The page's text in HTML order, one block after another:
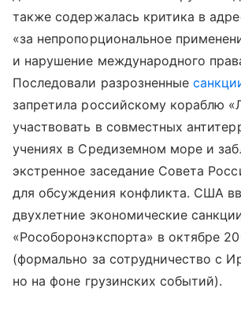
также содержалась критика в
«за непропорциональное
и нарушение международного
Последовали разрозненные
запретила российскому кораблю
участвовать в совместных
учениях в Средиземном море и
экстренное заседание Совета
для обсуждения конфликта. США
двухлетние экономические
«Рособоронэкспорта» в октябре
(формально за сотрудничество с
но на фоне грузинских событий).